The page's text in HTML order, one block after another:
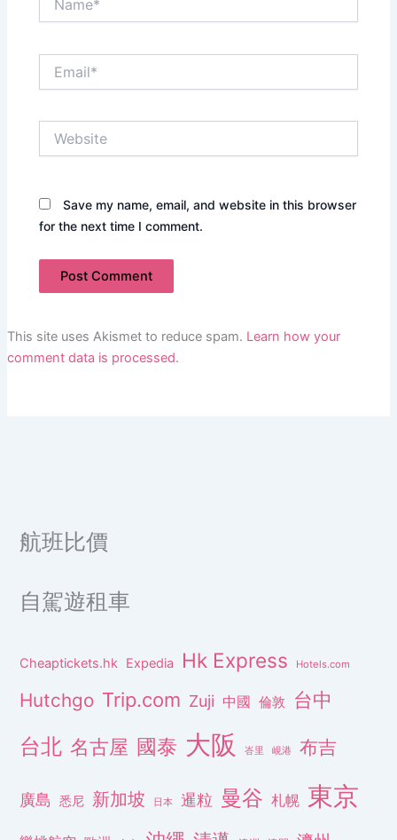
Save my name, email, and website in this browser
for the next time I comment.
This site uses Akismet to reduce spam. Learn how your
comment data is processed.
航班比價
自駕遊租車
Cheaptickets.hk Expedia Hk Express Hotels.com
Hutchgo Trip.com Zuji 中國 倫敦 台中
台北 名古屋 國泰 大阪 峇里 峴港 布吉
廣島 悉尼 新加坡 日本 暹粒 曼谷 札幌 東京